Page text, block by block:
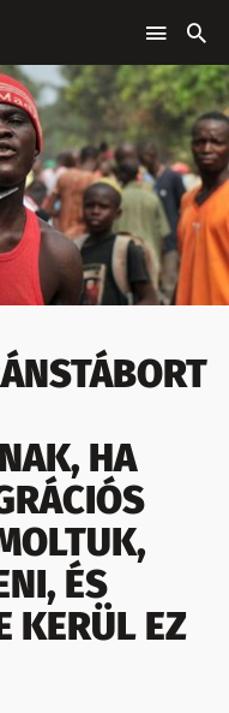
HA
ÉS
KERÜL EZ